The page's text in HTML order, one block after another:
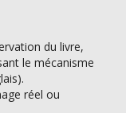
du livre,
le mécanisme
réel ou